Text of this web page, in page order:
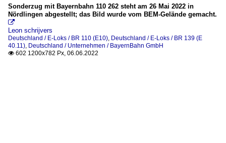
Sonderzug mit Bayernbahn 110 262 steht am 26 Mai 2022 in
Nördlingen abgestellt; das Bild wurde vom BEM-Gelände gemacht.

Leon schrijvers
Deutschland / E-Loks / BR 110 (E10), Deutschland / E-Loks / BR 139 (E
40.11), Deutschland / Unternehmen / BayernBahn GmbH
 602 1200x782 Px, 06.06.2022